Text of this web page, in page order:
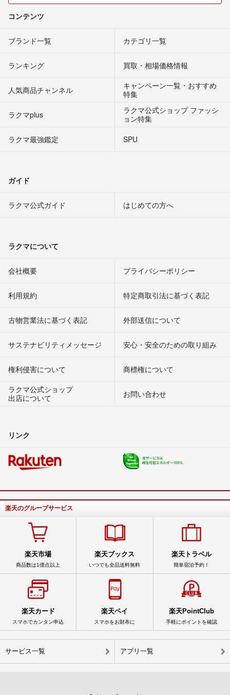
コンテンツ
ブランド一覧 カテゴリ一覧
ランキング 買取・相場価格情報
人気商品チャンネル
キャンペーン一覧・おすすめ
特集
ラクマplus
ラクマ公式ショップ ファッシ
ョン特集
ラクマ最強鑑定
SPU
ガイド
ラクマ公式ガイド はじめての方へ
ラクマについて
会社概要 プライバシーポリシー
利用規約 特定商取引法に基づく表記
古物営業法に基づく表記 外部送信について
サステナビリティメッセージ 安心・安全のための取り組み
権利侵害について
商標権について
ラクマ公式ショップ
出店について
お問い合わせ
リンク
楽天のグループサービス
楽天市場
商品数は1億点以上
楽天ブックス
いつでも全品送料無料
楽天トラベル
簡単宿泊予約！
楽天カード
スマホでカンタン申込
楽天ペイ
スマホをお財布に
楽天PointClub
手軽にポイントを確認
サービス一覧 アプリ一覧